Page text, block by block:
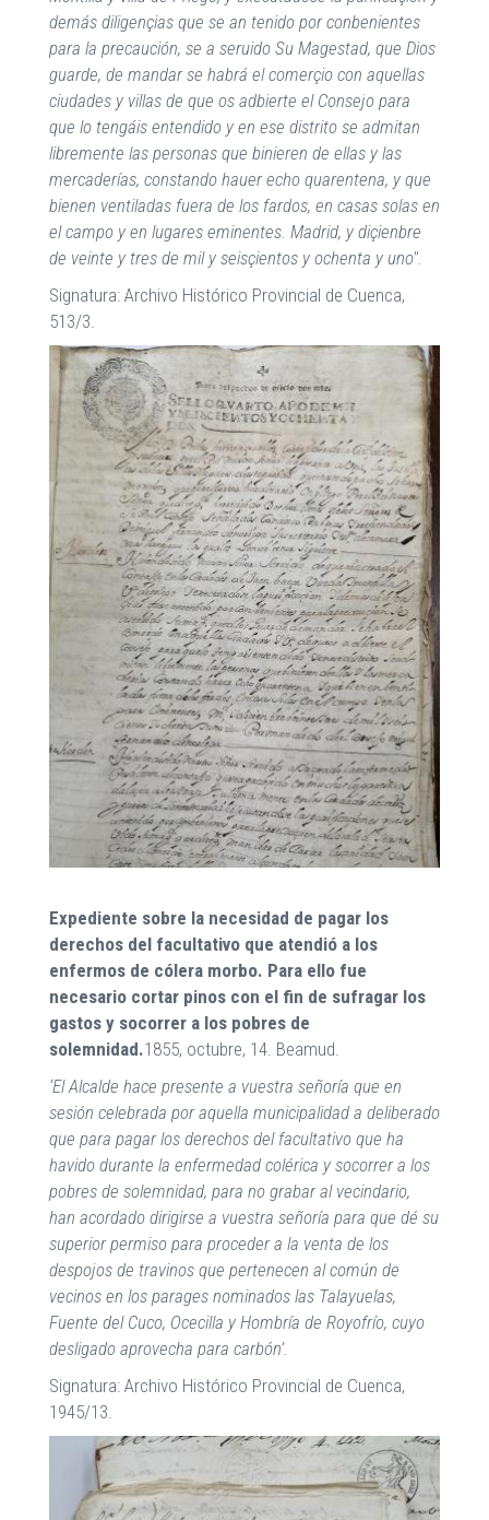
demás diligençias que se an tenido por conbenientes
para la precaución, se a seruido Su Magestad, que Dios
guarde, de mandar se habrá el comerçio con aquellas
ciudades y villas de que os adbierte el Consejo para
que lo tengáis entendido y en ese distrito se admitan
libremente las personas que binieren de ellas y las
mercaderías, constando hauer echo quarentena, y que
bienen ventiladas fuera de los fardos, en casas solas en
el campo y en lugares eminentes. Madrid, y diçienbre
de veinte y tres de mil y seisçientos y ochenta y uno".
Signatura: Archivo Histórico Provincial de Cuenca,
513/3.
Expediente sobre la necesidad de pagar los
derechos del facultativo que atendió a los
enfermos de cólera morbo. Para ello fue
necesario cortar pinos con el fin de sufragar los
gastos y socorrer a los pobres de
solemnidad.1855, octubre, 14. Beamud.
‘El Alcalde hace presente a vuestra señoría que en
sesión celebrada por aquella municipalidad a deliberado
que para pagar los derechos del facultativo que ha
havido durante la enfermedad colérica y socorrer a los
pobres de solemnidad, para no grabar al vecindario,
han acordado dirigirse a vuestra señoría para que dé su
superior permiso para proceder a la venta de los
despojos de travinos que pertenecen al común de
vecinos en los parages nominados las Talayuelas,
Fuente del Cuco, Ocecilla y Hombría de Royofrío, cuyo
desligado aprovecha para carbón’.
Signatura: Archivo Histórico Provincial de Cuenca,
1945/13.